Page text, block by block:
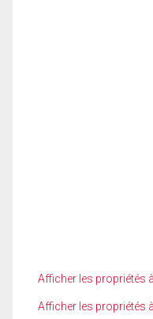
Afficher les propriétés
Afficher les propriétés